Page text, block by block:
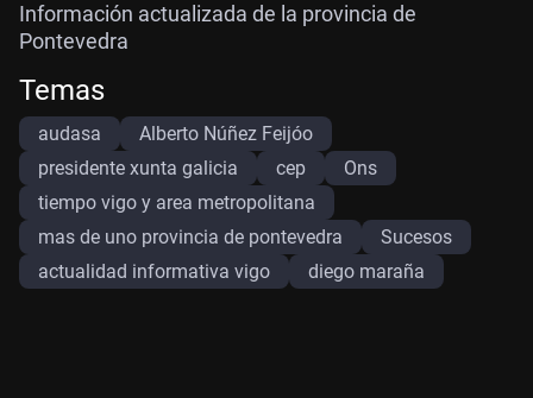
Información actualizada de la provincia de
Pontevedra
Temas
audasa
Alberto Núñez Feijóo
presidente xunta galicia
cep
Ons
tiempo vigo y area metropolitana
mas de uno provincia de pontevedra
Sucesos
actualidad informativa vigo
diego maraña